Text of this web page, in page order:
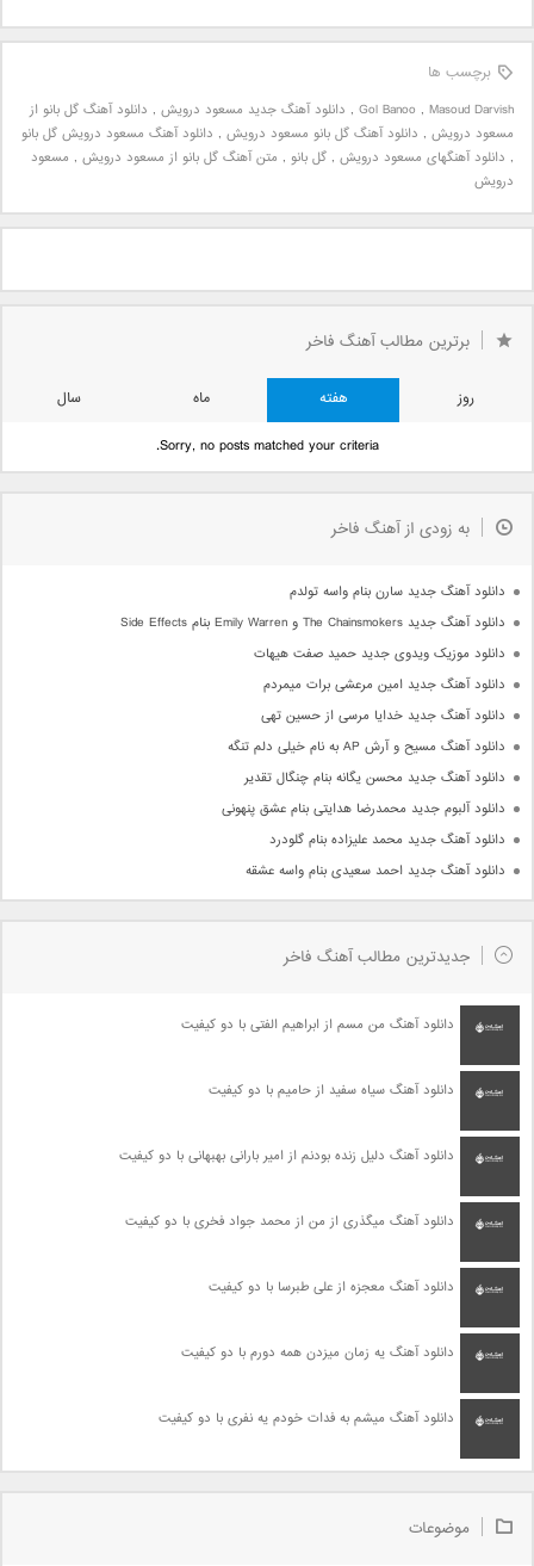
برچسب ها
Gol Banoo , Masoud Darvish
, دانلود آهنگ جدید مسعود درویش , دانلود آهنگ گل بانو از
مسعود درویش , دانلود آهنگ گل بانو مسعود درویش , دانلود آهنگ مسعود درویش گل بانو
, دانلود آهنگهای مسعود درویش , گل بانو , متن آهنگ گل بانو از مسعود درویش , مسعود
درویش
برترین مطالب آهنگ فاخر
روز هفته ماه
سال
Sorry, no posts matched your criteria.
به زودی از آهنگ فاخر
دانلود آهنگ جدید سارن بنام واسه تولدم
دانلود آهنگ جدید The Chainsmokers و Emily Warren بنام Side Effects
دانلود موزیک ویدوی جدید حمید صفت هیهات
دانلود آهنگ جدید امین مرعشی برات میمردم
دانلود آهنگ جدید خدایا مرسی از حسین تهی
دانلود آهنگ مسیح و آرش AP به نام خیلی دلم تنگه
دانلود آهنگ جدید محسن یگانه بنام چنگال تقدیر
دانلود آلبوم جدید محمدرضا هدایتی بنام عشق پنهونی
دانلود آهنگ جدید محمد علیزاده بنام گلودرد
دانلود آهنگ جدید احمد سعیدی بنام واسه عشقه
جدیدترین مطالب آهنگ فاخر
دانلود آهنگ من مسم از ابراهیم الفتی با دو کیفیت
دانلود آهنگ سیاه سفید از حامیم با دو کیفیت
دانلود آهنگ دلیل زنده بودنم از امیر بارانی بهبهانی با دو کیفیت
دانلود آهنگ میگذری از من از محمد جواد فخری با دو کیفیت
دانلود آهنگ معجزه از علی طبرسا با دو کیفیت
دانلود آهنگ یه زمان میزدن همه دورم با دو کیفیت
دانلود آهنگ میشم به فدات خودم یه نفری با دو کیفیت
موضوعات